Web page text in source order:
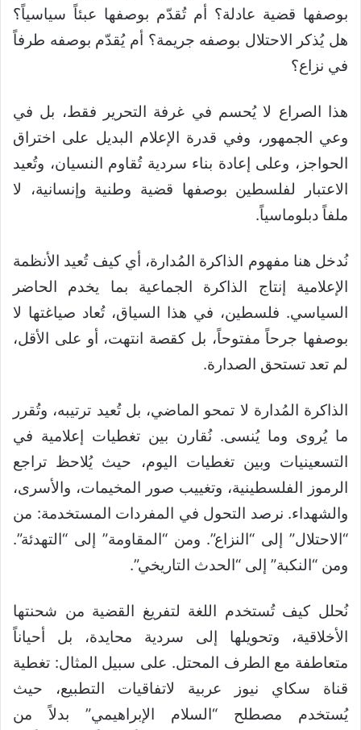
بوصفها قضية عادلة؟ أم تُقدّم بوصفها عبئاً سياسياً؟
هل يُذكر الاحتلال بوصفه جريمة؟ أم يُقدّم بوصفه طرفاً
في نزاع؟
هذا الصراع لا يُحسم في غرفة التحرير فقط، بل في
وعي الجمهور، وفي قدرة الإعلام البديل على اختراق
الحواجز، وعلى إعادة بناء سردية تُقاوم النسيان، وتُعيد
الاعتبار لفلسطين بوصفها قضية وطنية وإنسانية، لا
ملفاً دبلوماسياً.
نُدخل هنا مفهوم الذاكرة المُدارة، أي كيف تُعيد الأنظمة
الإعلامية إنتاج الذاكرة الجماعية بما يخدم الحاضر
السياسي. فلسطين، في هذا السياق، تُعاد صياغتها لا
بوصفها جرحاً مفتوحاً، بل كقصة انتهت، أو على الأقل،
لم تعد تستحق الصدارة.
الذاكرة المُدارة لا تمحو الماضي، بل تُعيد ترتيبه، وتُقرر
ما يُروى وما يُنسى. نُقارن بين تغطيات إعلامية في
التسعينيات وبين تغطيات اليوم، حيث يُلاحظ تراجع
الرموز الفلسطينية، وتغييب صور المخيمات، والأسرى،
والشهداء. نرصد التحول في المفردات المستخدمة: من
“الاحتلال” إلى “النزاع”. ومن “المقاومة” إلى “التهدئة”.
ومن “النكبة” إلى “الحدث التاريخي”.
نُحلل كيف تُستخدم اللغة لتفريغ القضية من شحنتها
الأخلاقية، وتحويلها إلى سردية محايدة، بل أحياناً
متعاطفة مع الطرف المحتل. على سبيل المثال: تغطية
قناة سكاي نيوز عربية لاتفاقيات التطبيع، حيث
يُستخدم مصطلح “السلام الإبراهيمي” بدلاً من